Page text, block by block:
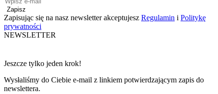
Zapisz
Zapisując się na nasz newsletter akceptujesz Regulamin i Politykę
prywatności
NEWSLETTER
Jeszcze tylko jeden krok!
Wysłaliśmy do Ciebie e-mail z linkiem potwierdzającym zapis do
newslettera.